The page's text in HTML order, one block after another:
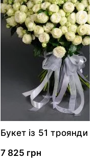
Букет із 51 троянди
7 825 грн